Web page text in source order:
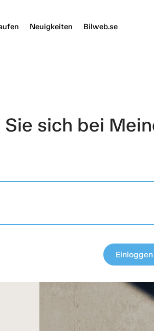
Neuigkeiten Bilweb.se
sich bei
Einloggen